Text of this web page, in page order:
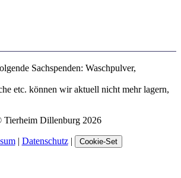
Sachspenden: Waschpulver,
etc. können wir aktuell nicht mehr lagern,
Tierheim Dillenburg 2026
| Datenschutz| Cookie-Set